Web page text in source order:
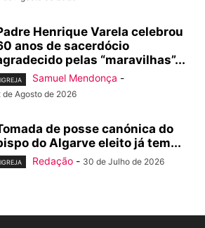
Henrique Varela celebrou
anos de sacerdócio
pelas “maravilhas”...
IGREJA Samuel Mendonça -
de Agosto de 2026
de posse canónica do
do Algarve eleito já tem...
IGREJA Redação - 30 de Julho de 2026